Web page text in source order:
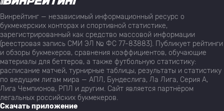
Винрейтинг — независимый информационный ресурс о
букмекерских конторах и спортивной статистике,
зарегистрированный как средство массовой информации
(реестровая запись СМИ ЭЛ № ФС 77-83883). Публикует рейтинги
и обзоры букмекеров, сравнения коэффициентов, обучающие
материалы для беттеров, а также футбольную статистику:
расписание матчей, турнирные таблицы, результаты и статистику
по ведущим лигам мира — АПЛ, Бундеслига, Ла Лига, Серия А,
Лига Чемпионов, РПЛ и другим. Сайт является партнёром
легальных российских букмекеров.
Скачать приложение